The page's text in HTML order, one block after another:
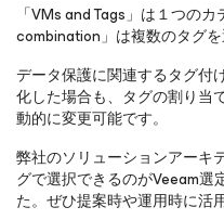
「VMs and Tags」は１つの
combination」は複数のタグを
データ保護に関連するタグ付
化した場合も、タグの割り当
動的に変更可能です。
弊社のソリューションアーキ
グで選択できるのがVeeam選
た。ぜひ提案時や運用時に活